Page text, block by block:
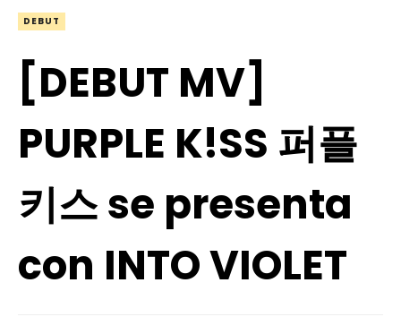
DEBUT
[DEBUT MV]
PURPLE K!SS 퍼플
키스 se presenta
con INTO VIOLET